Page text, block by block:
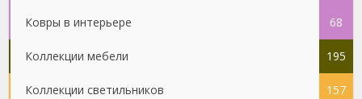
Ковры в интерьере 68
Коллекции мебели 195
Коллекции светильников 157